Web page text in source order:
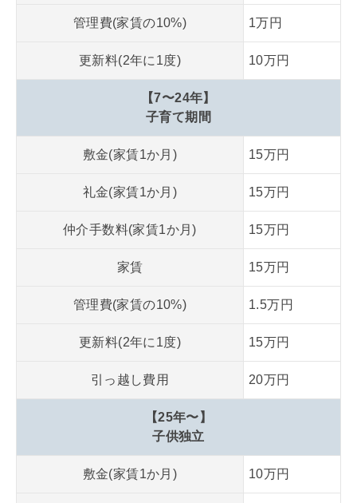
管理費(家賃の10%) 1万円
更新料(2年に1度) 10万円
【7〜24年】
子育て期間
敷金(家賃1か月) 15万円
礼金(家賃1か月) 15万円
仲介手数料(家賃1か月) 15万円
家賃 15万円
管理費(家賃の10%) 1.5万円
更新料(2年に1度) 15万円
引っ越し費用 20万円
【25年〜】
子供独立
敷金(家賃1か月) 10万円